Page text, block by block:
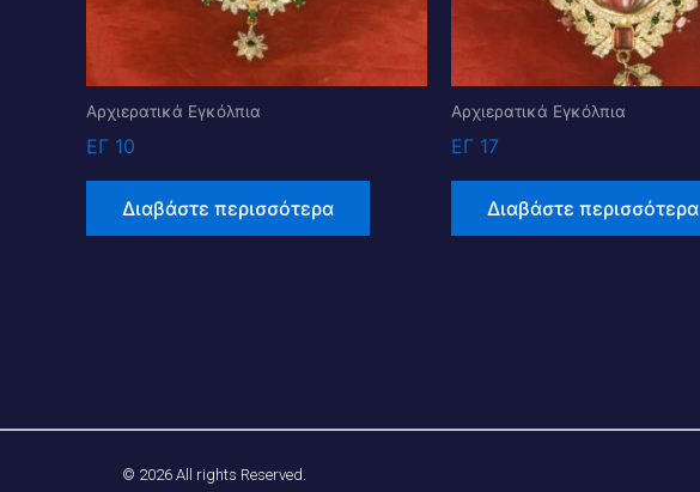
Αρχιερατικά Εγκόλπια
ΕΓ 10
Διαβάστε περισσότερα
Αρχιερατικά Εγκόλπια
ΕΓ 17
Διαβάστε περισσότερα
© 2026 All rights Reserved.